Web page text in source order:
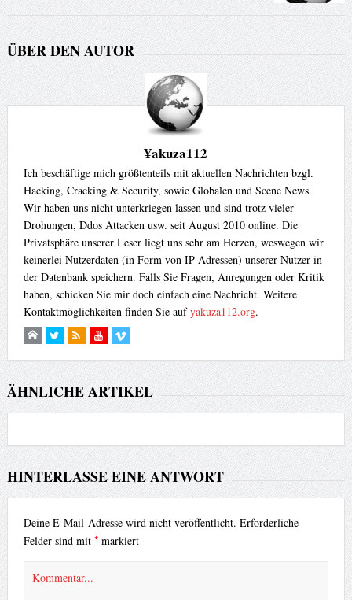
ÜBER DEN AUTOR
¥akuza112
Ich beschäftige mich größtenteils mit aktuellen Nachrichten bzgl.
Hacking, Cracking & Security, sowie Globalen und Scene News.
Wir haben uns nicht unterkriegen lassen und sind trotz vieler
Drohungen, Ddos Attacken usw. seit August 2010 online. Die
Privatsphäre unserer Leser liegt uns sehr am Herzen, weswegen wir
keinerlei Nutzerdaten (in Form von IP Adressen) unserer Nutzer in
der Datenbank speichern. Falls Sie Fragen, Anregungen oder Kritik
haben, schicken Sie mir doch einfach eine Nachricht. Weitere
Kontaktmöglichkeiten finden Sie aufyakuza112.org.
ÄHNLICHE ARTIKEL
HINTERLASSE EINE ANTWORT
Deine E-Mail-Adresse wird nicht veröffentlicht. Erforderliche
Felder sind mit *markiert